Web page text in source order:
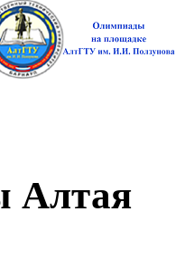
Алтая